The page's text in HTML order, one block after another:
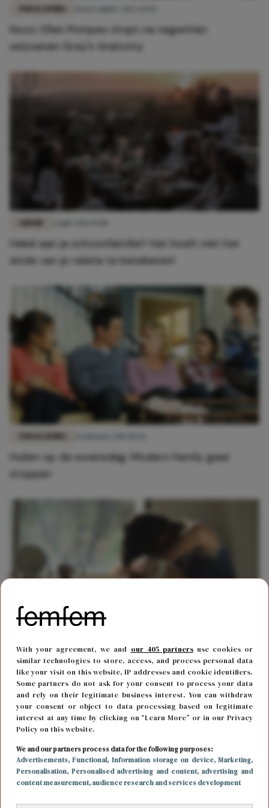
With your agreement, we and our 405 partnersuse cookies or
similar technologies to store, access, and process personal data
like your visit on this website, IP addresses and cookie identifiers.
Some partners do not ask for your consent to process your data
and rely on their legitimate business interest. You can withdraw
your consent or object to data processing based on legitimate
interest at any time by clicking on “Learn More” or in our Privacy
Policy on this website.
We and our partners process data for the following purposes:
Advertisements, Functional, Information storage on device, Marketing,
Personalisation, Personalised advertising and content, advertising and
content measurement, audience research and services development
Nooo: Ellen Pompeo stopt na negentien
seizoenen Grey's Anatomy
Hekel aan je schoonfamilie? Het hoeft niet het
einde van je relatie te betekenen!
Huilen op de woensdag: Modern Family gaat
stoppen
LIEFDE 26 oktober 2018 10:39
Dit zijn de tekenen in je relatie dat het niet
helemaal goed gaat